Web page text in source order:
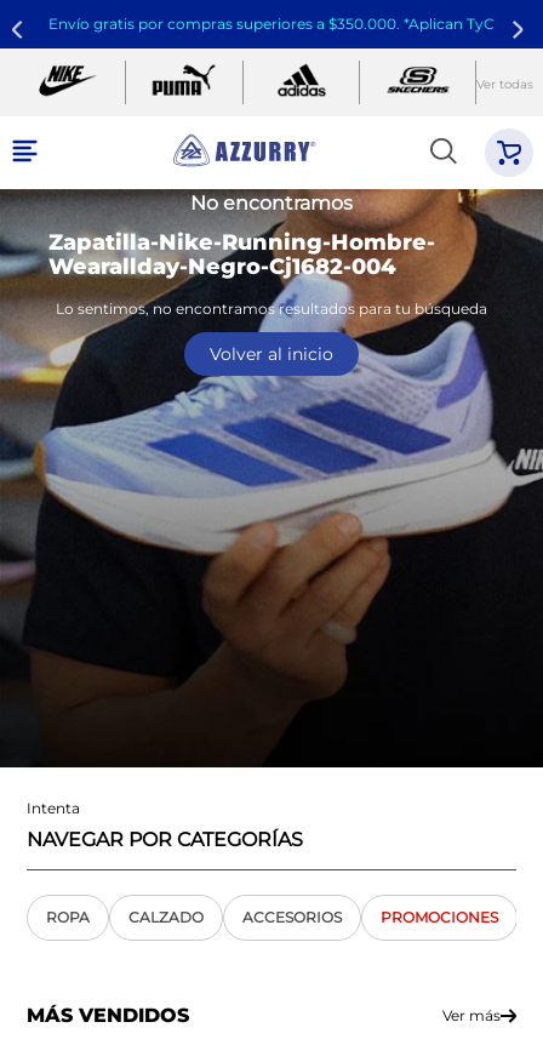
Envío gratis por compras superiores a $350.000. *Aplican TyC
Ver todas
No encontramos
Zapatilla-Nike-Running-Hombre-
Wearallday-Negro-Cj1682-004
Lo sentimos, no encontramos resultados para tu búsqueda
Volver al inicio
Intenta
NAVEGAR POR CATEGORÍAS
ROPA CALZADO ACCESORIOS PROMOCIONES
MÁS VENDIDOS Ver más